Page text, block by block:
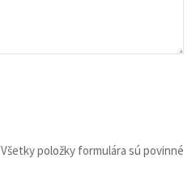
Všetky položky formulára sú povinné